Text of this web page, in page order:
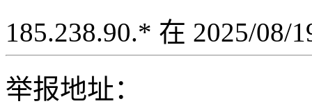
185.238.90.* 在 2025/08/
举报地址：